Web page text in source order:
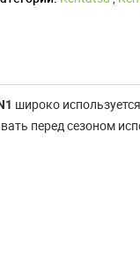
широко
перед сезоном